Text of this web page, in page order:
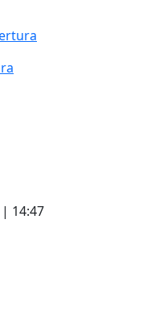
14:47